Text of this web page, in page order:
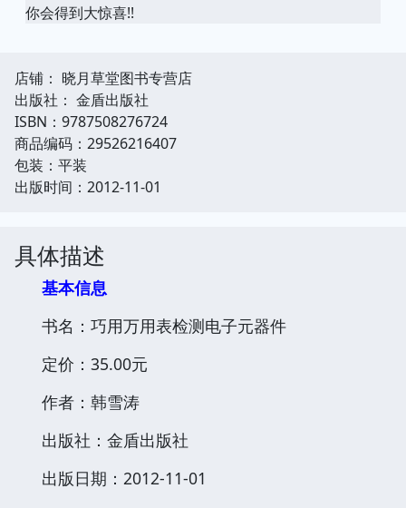
你会得到大惊喜!!
店铺： 晓月草堂图书专营店
出版社： 金盾出版社
ISBN：9787508276724
商品编码：29526216407
包装：平装
出版时间：2012-11-01
具体描述
基本信息
书名：巧用万用表检测电子元器件
定价：35.00元
作者：韩雪涛
出版社：金盾出版社
出版日期：2012-11-01